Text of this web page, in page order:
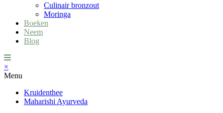
Culinair bronzout
Moringa
Boeken
Neem
Blog
×
Menu
Kruidenthee
Maharishi Ayurveda